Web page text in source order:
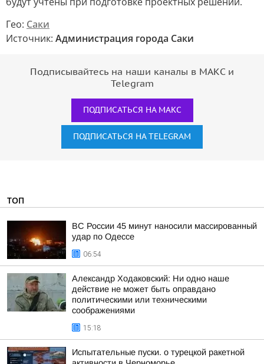
Гео: Саки
Источник: Администрация города Саки
Подписывайтесь на наши каналы в МАКС и
Telegram
ПОДПИСАТЬСЯ НА МАКС
ПОДПИСАТЬСЯ НА TELEGRAM
ТОП
ВС России 45 минут наносили массированный
удар по Одессе
06:54
Александр Ходаковский: Ни одно наше
действие не может быть оправдано
политическими или техническими
соображениями
15:18
Испытательные пуски. о турецкой ракетной